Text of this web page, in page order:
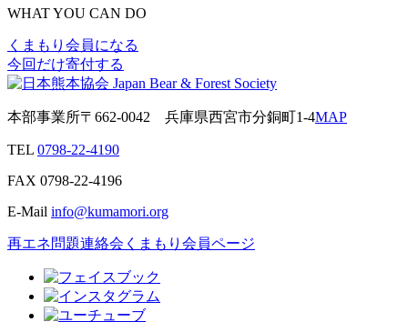
WHAT YOU CAN DO
くまもり会員になる
今回だけ寄付する
本部事業所〒662-0042 兵庫県西宮市分銅町1-4MAP
TEL 0798-22-4190
FAX 0798-22-4196
E-Mail info@kumamori.org
再エネ問題連絡会 くまもり会員ページ